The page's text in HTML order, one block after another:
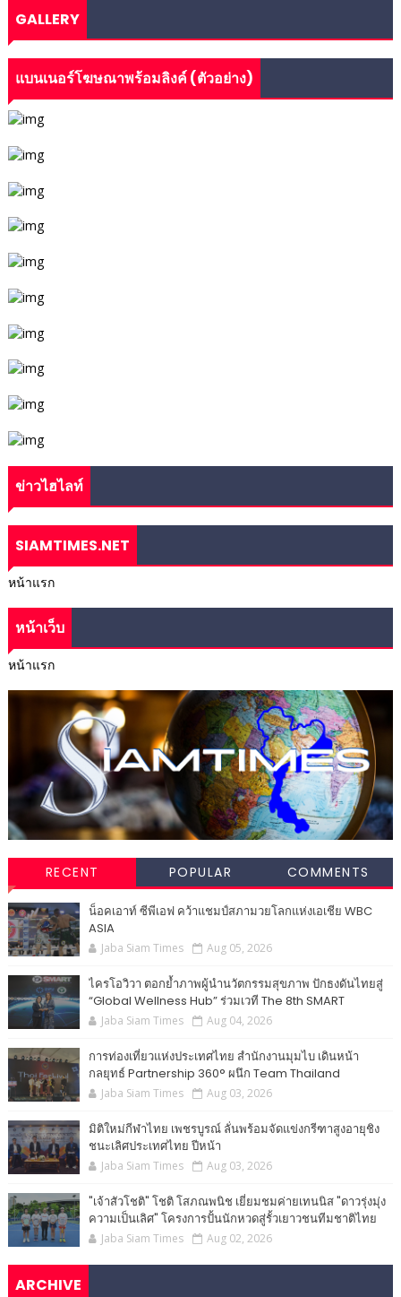
GALLERY
แบนเนอร์โฆษณาพร้อมลิงค์ (ตัวอย่าง)
ข่าวไฮไลท์
SIAMTIMES.NET
หน้าแรก
หน้าเว็บ
หน้าแรก
RECENT POPULAR COMMENTS
น็อคเอาท์ ซีพีเอฟ คว้าแชมป์สภามวยโลกแห่งเอเชีย WBC
ASIA
Jaba Siam Times Aug 05, 2026
ไครโอวิวา ตอกย้ำภาพผู้นำนวัตกรรมสุขภาพ ปักธงดันไทยสู่
“Global Wellness Hub” ร่วมเวที The 8th SMART
Jaba Siam Times Aug 04, 2026
การท่องเที่ยวแห่งประเทศไทย สำนักงานมุมไบ เดินหน้า
กลยุทธ์ Partnership 360° ผนึก Team Thailand
Jaba Siam Times Aug 03, 2026
มิติใหม่กีฬาไทย เพชรบูรณ์ ลั่นพร้อมจัดแข่งกรีฑาสูงอายุชิง
ชนะเลิศประเทศไทย ปีหน้า
Jaba Siam Times Aug 03, 2026
"เจ้าสัวโชติ" โชติ โสภณพนิช เยี่ยมชมค่ายเทนนิส "ดาวรุ่งมุ่ง
ความเป็นเลิศ" โครงการปั้นนักหวดสู่รั้วเยาวชนทีมชาติไทย
Jaba Siam Times Aug 02, 2026
ARCHIVE